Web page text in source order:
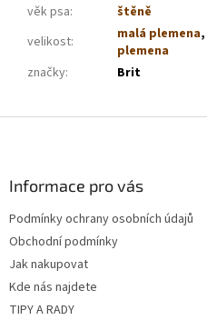
věk psa:
štěně
velikost: malá plemena,
plemena
značky: Brit
Informace pro vás
Podmínky ochrany osobních údajů
Obchodní podmínky
Jak nakupovat
Kde nás najdete
TIPY A RADY